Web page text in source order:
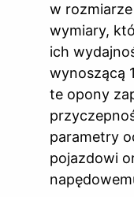
w rozmiarze
wymiary,
ich
wynoszącą
te opony
parametry
pojazdowi